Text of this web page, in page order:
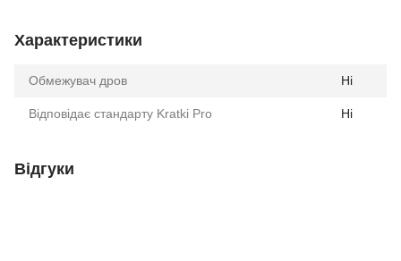
Характеристики
Обмежувач дров Ні
Відповідає стандарту Kratki Pro Ні
Відгуки